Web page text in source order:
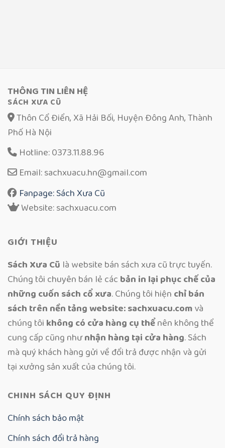
THÔNG TIN LIÊN HỆ
SÁCH XƯA CŨ
Thôn Cổ Điển, Xã Hải Bối, Huyện Đông Anh, Thành
Phố Hà Nội
Hotline: 0373.11.88.96
Email: sachxuacu.hn@gmail.com
Fanpage: Sách Xưa Cũ
Website: sachxuacu.com
GIỚI THIỆU
Sách Xưa Cũ là website bán sách xưa cũ trực tuyến.
Chúng tôi chuyên bán lẻ các bản in lại phục chế của
những cuốn sách cổ xưa. Chúng tôi hiện chỉ bán
sách trên nền tảng website: sachxuacu.comvà
chúng tôi không có cửa hàng cụ thểnên không thể
cung cấp cũng nhưnhận hàng tại cửa hàng. Sách
mà quý khách hàng gửi về đổi trả được nhận và gửi
tại xưởng sản xuất của chúng tôi.
CHINH SÁCH QUY ĐỊNH
Chính sách bảo mật
Chính sách đổi trả hàng